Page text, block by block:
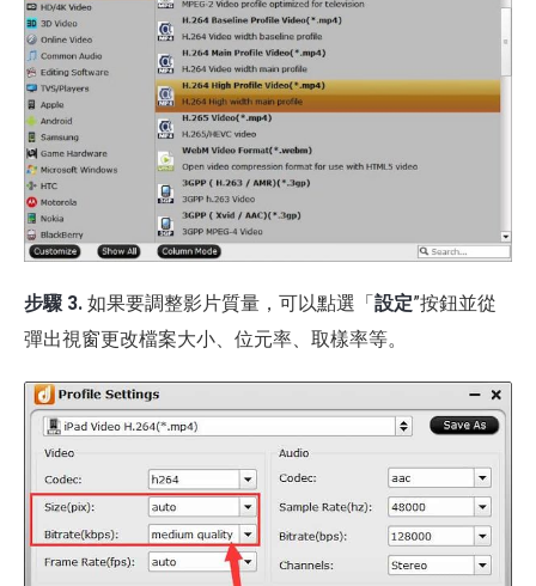
步驟 3. 如果要調整影片質量，可以點選「 設定”按鈕並從
彈出視窗更改檔案大小、位元率、取樣率等。